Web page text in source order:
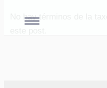
No hay términos de la